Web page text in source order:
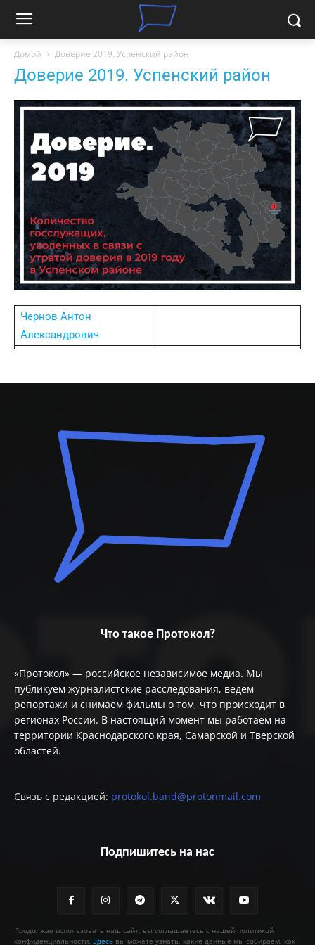
Домой Доверие 2019. Успенский район
Доверие 2019. Успенский район
Чернов Антон
Александрович
Что такое Протокол?
«Протокол» — российское независимое медиа. Мы
публикуем журналистские расследования, ведём
репортажи и снимаем фильмы о том, что происходит в
регионах России. В настоящий момент мы работаем на
территории Краснодарского края, Самарской и Тверской
областей.
Связь с редакцией: protokol.band@protonmail.com
Подпишитесь на нас
Продолжая использовать наш сайт, вы соглашаетесь с нашей политикой
конфиденциальности. Здесь вы можете узнать, какие данные мы собираем, как